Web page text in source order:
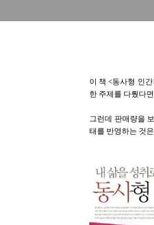
이 책 <동사형 인
한 주제를 다뤘다
그런데 판매량을
태를 반영하는 것